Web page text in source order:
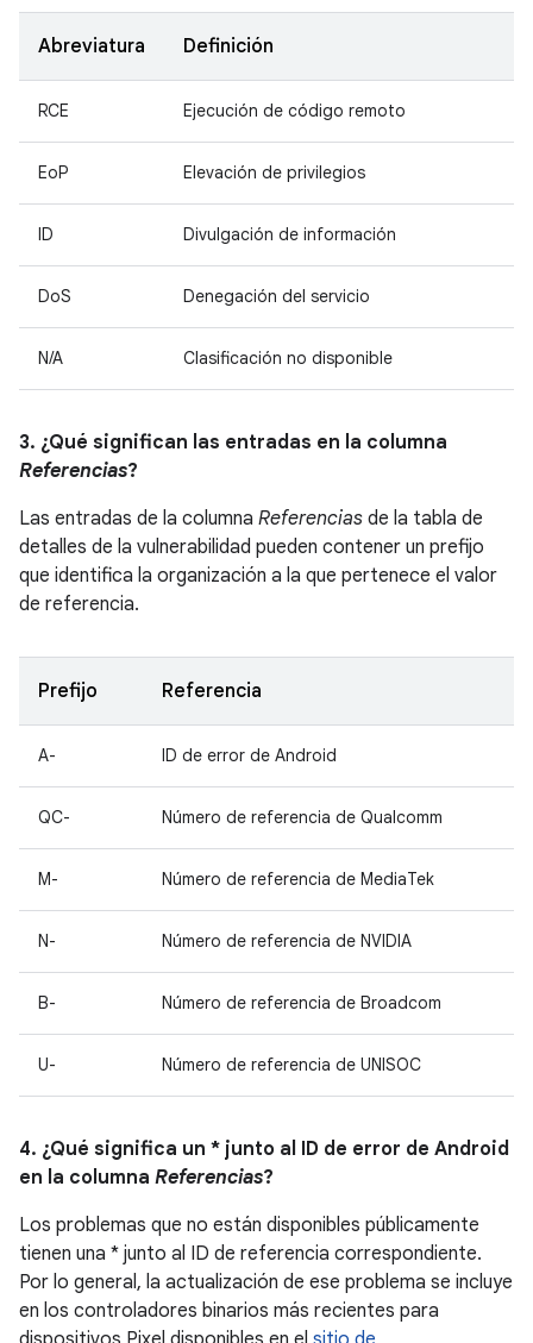
Abreviatura Definición
RCE Ejecución de código remoto
EoP Elevación de privilegios
ID Divulgación de información
DoS Denegación del servicio
N/A Clasificación no disponible
3. ¿Qué significan las entradas en la columna
Referencias?
Las entradas de la columna Referencias de la tabla de
detalles de la vulnerabilidad pueden contener un prefijo
que identifica la organización a la que pertenece el valor
de referencia.
Prefijo Referencia
A- ID de error de Android
QC- Número de referencia de Qualcomm
M- Número de referencia de MediaTek
N- Número de referencia de NVIDIA
B- Número de referencia de Broadcom
U- Número de referencia de UNISOC
4. ¿Qué significa un * junto al ID de error de Android
en la columna Referencias?
Los problemas que no están disponibles públicamente
tienen una * junto al ID de referencia correspondiente.
Por lo general, la actualización de ese problema se incluye
en los controladores binarios más recientes para